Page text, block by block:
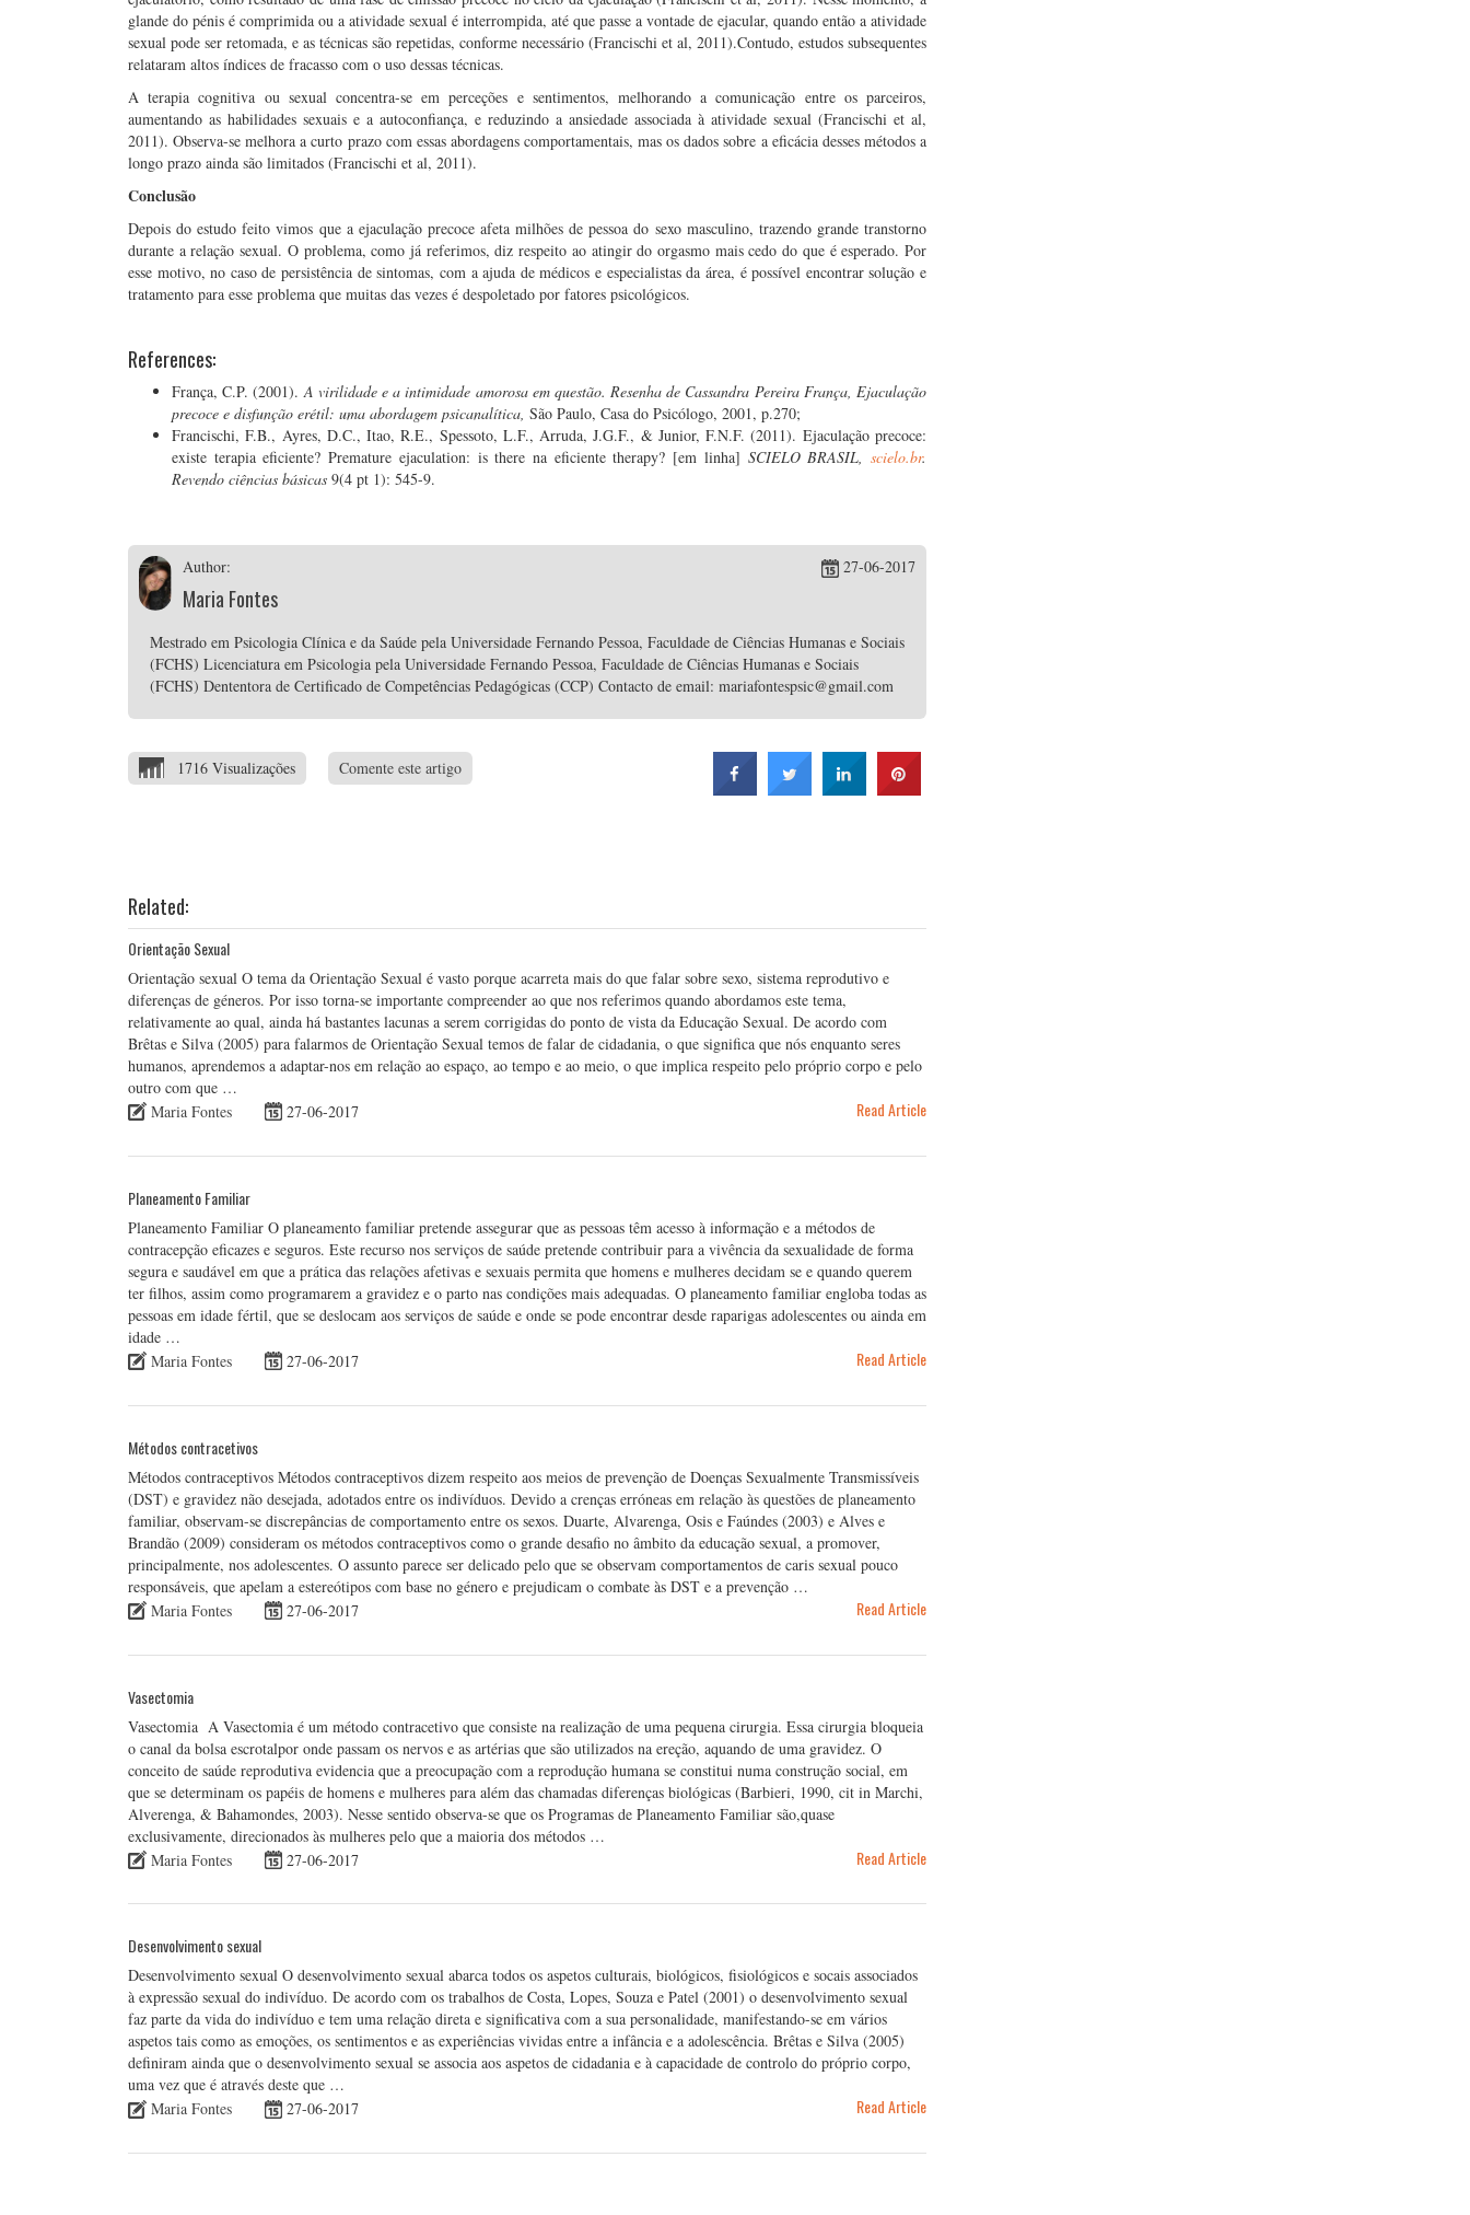
glande do pénis é comprimida ou a atividade sexual é interrompida, até que passe a vontade de ejacular, quando então a atividade
sexual pode ser retomada, e as técnicas são repetidas, conforme necessário (Francischi et al, 2011).Contudo, estudos subsequentes
relataram altos índices de fracasso com o uso dessas técnicas.
A terapia cognitiva ou sexual concentra-se em perceções e sentimentos, melhorando a comunicação entre os parceiros,
aumentando as habilidades sexuais e a autoconfiança, e reduzindo a ansiedade associada à atividade sexual (Francischi et al,
2011). Observa-se melhora a curto prazo com essas abordagens comportamentais, mas os dados sobre a eficácia desses métodos a
longo prazo ainda são limitados (Francischi et al, 2011).
Conclusão
Depois do estudo feito vimos que a ejaculação precoce afeta milhões de pessoa do sexo masculino, trazendo grande transtorno
durante a relação sexual. O problema, como já referimos, diz respeito ao atingir do orgasmo mais cedo do que é esperado. Por
esse motivo, no caso de persistência de sintomas, com a ajuda de médicos e especialistas da área, é possível encontrar solução e
tratamento para esse problema que muitas das vezes é despoletado por fatores psicológicos.
References:
França, C.P. (2001).A virilidade e a intimidade amorosa em questão. Resenha de Cassandra Pereira França, Ejaculação
precoce e disfunção erétil: uma abordagem psicanalítica, São Paulo, Casa do Psicólogo, 2001, p.270;
Francischi, F.B., Ayres, D.C., Itao, R.E., Spessoto, L.F., Arruda, J.G.F., & Junior, F.N.F. (2011). Ejaculação precoce:
existe terapia eficiente? Premature ejaculation: is there na eficiente therapy? [em linha] SCIELO BRASIL,scielo.br.
Revendo ciências básicas 9(4 pt 1): 545-9.
Author:
Maria Fontes
27-06-2017
Mestrado em Psicologia Clínica e da Saúde pela Universidade Fernando Pessoa, Faculdade de Ciências Humanas e Sociais
(FCHS) Licenciatura em Psicologia pela Universidade Fernando Pessoa, Faculdade de Ciências Humanas e Sociais
(FCHS) Dententora de Certificado de Competências Pedagógicas (CCP) Contacto de email: mariafontespsic@gmail.com
1716 Visualizações Comente este artigo
Related:
Orientação Sexual
Orientação sexual O tema da Orientação Sexual é vasto porque acarreta mais do que falar sobre sexo, sistema reprodutivo e
diferenças de géneros. Por isso torna-se importante compreender ao que nos referimos quando abordamos este tema,
relativamente ao qual, ainda há bastantes lacunas a serem corrigidas do ponto de vista da Educação Sexual. De acordo com
Brêtas e Silva (2005) para falarmos de Orientação Sexual temos de falar de cidadania, o que significa que nós enquanto seres
humanos, aprendemos a adaptar-nos em relação ao espaço, ao tempo e ao meio, o que implica respeito pelo próprio corpo e pelo
outro com que …
Maria Fontes
27-06-2017 Read Article
Planeamento Familiar
Planeamento Familiar O planeamento familiar pretende assegurar que as pessoas têm acesso à informação e a métodos de
contracepção eficazes e seguros. Este recurso nos serviços de saúde pretende contribuir para a vivência da sexualidade de forma
segura e saudável em que a prática das relações afetivas e sexuais permita que homens e mulheres decidam se e quando querem
ter filhos, assim como programarem a gravidez e o parto nas condições mais adequadas. O planeamento familiar engloba todas as
pessoas em idade fértil, que se deslocam aos serviços de saúde e onde se pode encontrar desde raparigas adolescentes ou ainda em
idade …
Maria Fontes
27-06-2017 Read Article
Métodos contracetivos
Métodos contraceptivos Métodos contraceptivos dizem respeito aos meios de prevenção de Doenças Sexualmente Transmissíveis
(DST) e gravidez não desejada, adotados entre os indivíduos. Devido a crenças erróneas em relação às questões de planeamento
familiar, observam-se discrepâncias de comportamento entre os sexos. Duarte, Alvarenga, Osis e Faúndes (2003) e Alves e
Brandão (2009) consideram os métodos contraceptivos como o grande desafio no âmbito da educação sexual, a promover,
principalmente, nos adolescentes. O assunto parece ser delicado pelo que se observam comportamentos de caris sexual pouco
responsáveis, que apelam a estereótipos com base no género e prejudicam o combate às DST e a prevenção …
Maria Fontes
27-06-2017 Read Article
Vasectomia
Vasectomia A Vasectomia é um método contracetivo que consiste na realização de uma pequena cirurgia. Essa cirurgia bloqueia
o canal da bolsa escrotalpor onde passam os nervos e as artérias que são utilizados na ereção, aquando de uma gravidez. O
conceito de saúde reprodutiva evidencia que a preocupação com a reprodução humana se constitui numa construção social, em
que se determinam os papéis de homens e mulheres para além das chamadas diferenças biológicas (Barbieri, 1990, cit in Marchi,
Alverenga, & Bahamondes, 2003). Nesse sentido observa-se que os Programas de Planeamento Familiar são,quase
exclusivamente, direcionados às mulheres pelo que a maioria dos métodos …
Maria Fontes
27-06-2017 Read Article
Desenvolvimento sexual
Desenvolvimento sexual O desenvolvimento sexual abarca todos os aspetos culturais, biológicos, fisiológicos e socais associados
à expressão sexual do indivíduo. De acordo com os trabalhos de Costa, Lopes, Souza e Patel (2001) o desenvolvimento sexual
faz parte da vida do indivíduo e tem uma relação direta e significativa com a sua personalidade, manifestando-se em vários
aspetos tais como as emoções, os sentimentos e as experiências vividas entre a infância e a adolescência. Brêtas e Silva (2005)
definiram ainda que o desenvolvimento sexual se associa aos aspetos de cidadania e à capacidade de controlo do próprio corpo,
uma vez que é através deste que …
Maria Fontes
27-06-2017 Read Article